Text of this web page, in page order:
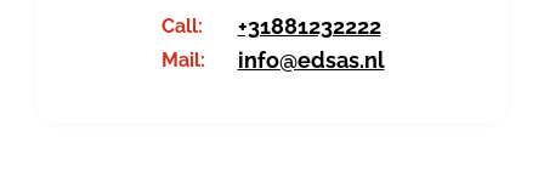
Call: +31881232222
Mail: info@edsas.nl